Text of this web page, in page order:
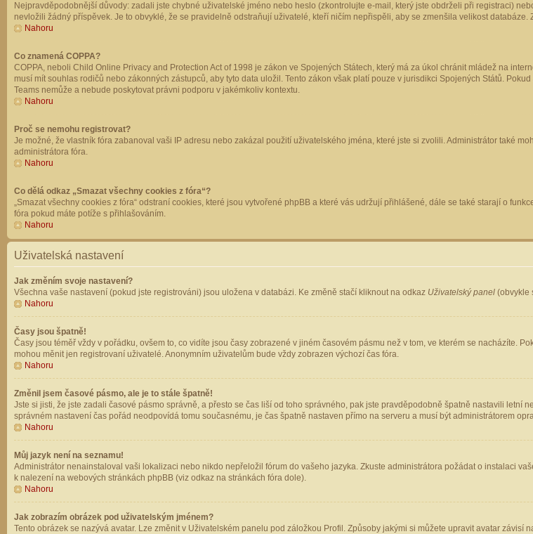
Nejpravděpodobnější důvody: zadali jste chybné uživatelské jméno nebo heslo (zkontrolujte e-mail, který jste obdrželi při registraci)
nevložili žádný příspěvek. Je to obvyklé, že se pravidelně odstraňují uživatelé, kteří ničím nepřispěli, aby se zmenšila velikost
Nahoru
Co znamená COPPA?
COPPA, neboli Child Online Privacy and Protection Act of 1998 je zákon ve Spojených Státech, který má za úkol chránit mládež na
musí mít souhlas rodičů nebo zákonných zástupců, aby tyto data uložil. Tento zákon však platí pouze v jurisdikci Spojených Států.
Teams nemůže a nebude poskytovat právni podporu v jakémkoliv kontextu.
Nahoru
Proč se nemohu registrovat?
Je možné, že vlastník fóra zabanoval vaši IP adresu nebo zakázal použití uživatelského jména, které jste si zvolili. Administrátor také
administrátora fóra.
Nahoru
Co dělá odkaz „Smazat všechny cookies z fóra“?
„Smazat všechny cookies z fóra“ odstraní cookies, které jsou vytvořené phpBB a které vás udržují přihlášené, dále se také starají o
fóra pokud máte potíže s přihlašováním.
Nahoru
Uživatelská nastavení
Jak změním svoje nastavení?
Všechna vaše nastavení (pokud jste registrováni) jsou uložena v databázi. Ke změně stačí kliknout na odkaz Uživatelský panel (obvykle
Nahoru
Časy jsou špatně!
Časy jsou téměř vždy v pořádku, ovšem to, co vidíte jsou časy zobrazené v jiném časovém pásmu než v tom, ve kterém se nacházíte.
mohou měnit jen registrovaní uživatelé. Anonymním uživatelům bude vždy zobrazen výchozí čas fóra.
Nahoru
Změnil jsem časové pásmo, ale je to stále špatně!
Jste si jisti, že jste zadali časové pásmo správně, a přesto se čas liší od toho správného, pak jste pravděpodobně špatně nastavili letní
správném nastavení čas pořád neodpovídá tomu současnému, je čas špatně nastaven přímo na serveru a musí být administrátorem
Nahoru
Můj jazyk není na seznamu!
Administrátor nenainstaloval vaši lokalizaci nebo nikdo nepřeložil fórum do vašeho jazyka. Zkuste administrátora požádat o instalaci
k nalezení na webových stránkách phpBB (viz odkaz na stránkách fóra dole).
Nahoru
Jak zobrazím obrázek pod uživatelským jménem?
Tento obrázek se nazývá avatar. Lze změnit v Uživatelském panelu pod záložkou Profil. Způsoby jakými si můžete upravit avatar